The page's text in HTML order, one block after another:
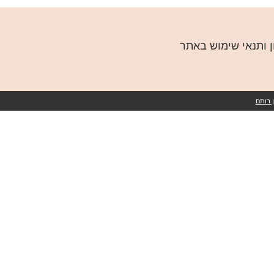
ותנאי שימוש באתר
רותם